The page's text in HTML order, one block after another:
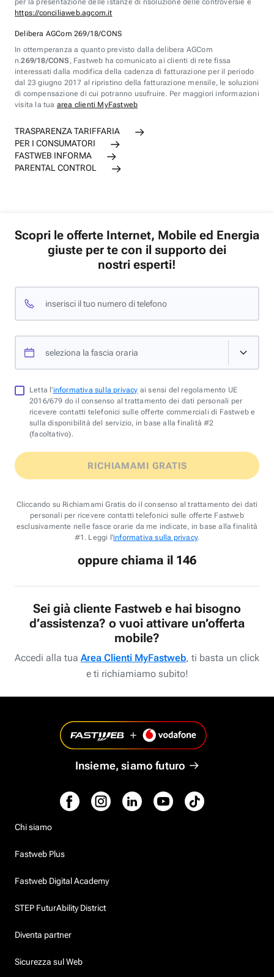
per la presentazione delle istanze di risoluzione delle controversie è
https://conciliaweb.agcom.it
Delibera AGCom 269/18/CONS
In ottemperanza a quanto previsto dalla delibera AGCom
n.269/18/CONS , Fastweb ha comunicato ai clienti di rete fissa
interessati dalla modifica della cadenza di fatturazione per il periodo
dal 23 giugno 2017 al ripristino della fatturazione mensile, le soluzioni
di compensazione di cui potranno usufruire. Per maggiori informazioni
visita la tua area clienti MyFastweb
TRASPARENZA TARIFFARIA
PER I CONSUMATORI
FASTWEB INFORMA
PARENTAL CONTROL
Scopri le offerte Internet, Mobile ed Energia
giuste per te con il supporto dei
nostri esperti!
inserisci il tuo numero di telefono
seleziona la fascia oraria
Letta l'informativa sulla privacy ai sensi del regolamento UE
2016/679 do il consenso al trattamento dei dati personali per
ricevere contatti telefonici sulle offerte commerciali di Fastweb e
sulla disponibilità del servizio, in base alla finalità #2
(facoltativo).
RICHIAMAMI GRATIS
Cliccando su Richiamami Gratis do il consenso al trattamento dei dati
personali per ricevere contatti telefonici sulle offerte Fastweb
esclusivamente nelle fasce orarie da me indicate, in base alla finalità
#1. Leggi l'informativa sulla privacy.
oppure chiama il 146
Sei già cliente Fastweb e hai bisogno
d’assistenza? o vuoi attivare un’offerta
mobile?
Accedi alla tua Area Clienti MyFastweb, ti basta un click
e ti richiamiamo subito!
Insieme, siamo futuro
Chi siamo
Fastweb Plus
Fastweb Digital Academy
STEP FuturAbility District
Diventa partner
Sicurezza sul Web